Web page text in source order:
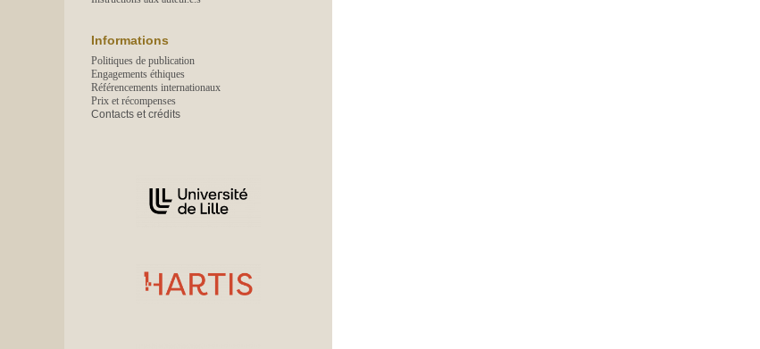
Informations
Politiques de publication
Engagements éthiques
Référencements internationaux
Prix et récompenses
Contacts et crédits